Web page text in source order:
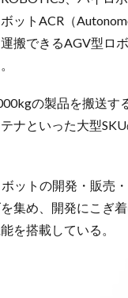
ットACR（
搬できるAGV型ロ
の製品を搬送
ナといった大型
ボットの開発・販売
集め、開発にこぎ
を搭載している。